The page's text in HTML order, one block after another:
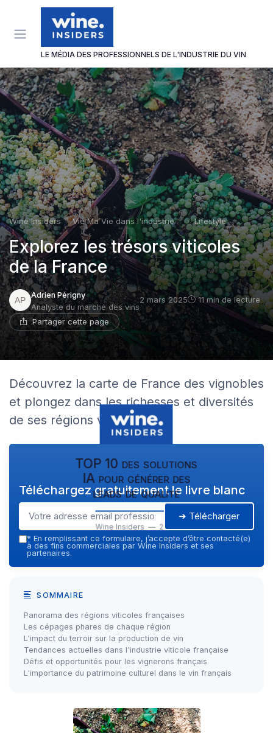
LE MÉDIA DES PROFESSIONNELS DE L'INDUSTRIE DU VIN
Wine Insiders Vie Ma Vie dans l'industrie du vin Lifestyle
Explorez les trésors viticoles
de la France
Adrien Périgny
Analyste du marché des vins
2 mars 2025 11 min de lecture
Partager cette page
Découvrez la carte de France des vignobles
et plongez dans les richesses et diversités
de ses régions viticoles.
TOP 10 des solutions
IA pour générer des
leads de qualité
Wine Insiders — 2026
Téléchargez gratuitement le livre blanc
➔ Télécharger
* En remplissant ce formulaire, j’accepte d’être contacté(e)
à des fins commerciales par Wine Insiders et ses
partenaires.
SOMMAIRE
Panorama des régions viticoles françaises
Les cépages phares de chaque région
L'impact du terroir sur la production de vin
Tendances actuelles dans l'industrie viticole française
Défis et opportunités pour les vignerons français
L'importance du patrimoine culturel dans le vin français
Panneau de gestion des cookies